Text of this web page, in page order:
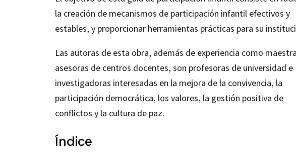
la creación de mecanismos de participación infantil efectivos y
estables, y proporcionar herramientas prácticas para su
Las autoras de esta obra, además de experiencia como
asesoras de centros docentes, son profesoras de universidad e
investigadoras interesadas en la mejora de la convivencia, la
participación democrática, los valores, la gestión positiva de
conflictos y la cultura de paz.
Índice